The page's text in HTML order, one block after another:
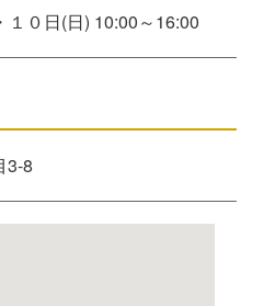
０日(日) 10:00～16:00
3-8